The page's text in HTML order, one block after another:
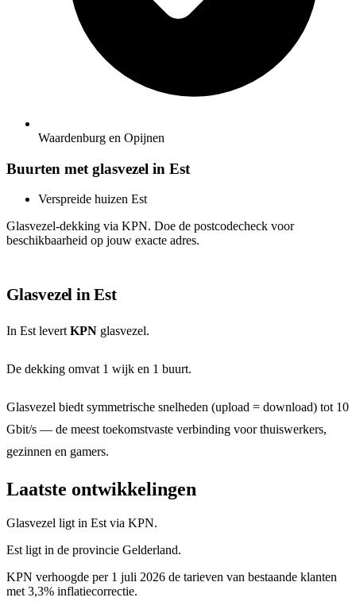
Waardenburg en Opijnen
Buurten met glasvezel in Est
Verspreide huizen Est
Glasvezel-dekking via KPN. Doe de postcodecheck voor
beschikbaarheid op jouw exacte adres.
Glasvezel in Est
In Est levert KPN glasvezel.
De dekking omvat 1 wijk en 1 buurt.
Glasvezel biedt symmetrische snelheden (upload = download) tot 10
Gbit/s — de meest toekomstvaste verbinding voor thuiswerkers,
gezinnen en gamers.
Laatste ontwikkelingen
Glasvezel ligt in Est via KPN.
Est ligt in de provincie Gelderland.
KPN verhoogde per 1 juli 2026 de tarieven van bestaande klanten
met 3,3% inflatiecorrectie.